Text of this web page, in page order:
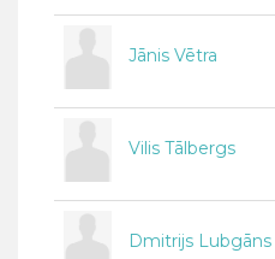
Jānis Vētra
Vilis Tālbergs
Dmitrijs Lubgāns